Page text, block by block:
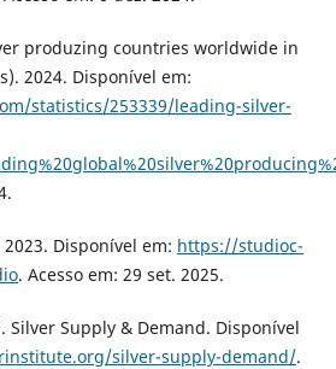
produzing countries worldwide in
2024. Disponível em:
statistics/253339/leading-silver-
2023. Disponível em: https://studioc-
. Acesso em: 29 set. 2025.
Silver Supply & Demand. Disponível
silver-supply-demand/.